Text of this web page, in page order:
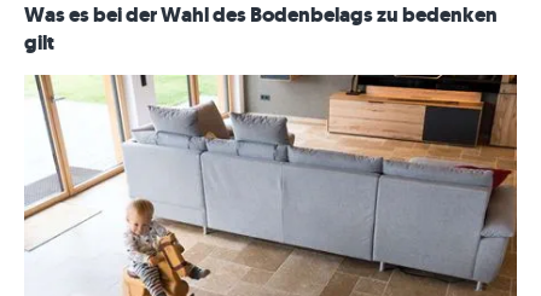
Was es bei der Wahl des Bodenbelags zu bedenken
gilt